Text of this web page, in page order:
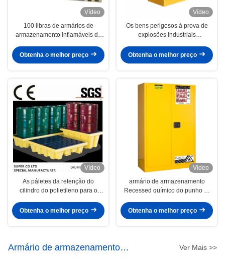
Vídeo
100 libras de armários de
armazenamento inflamáveis da
o armazenamento
Obtenha o melhor preço
Vídeo
Os bens perigosos à prova de
explosões industriais
armazenamento do metal do
Obtenha o melhor preço
Vídeo
As páletes da retenção do
cilindro do polietileno para o
corrosivos de Amd dos ácidos
Obtenha o melhor preço
Vídeo
armário de armazenamento
Recessed químico do punho 1-
Obtenha o melhor preço
Armário de armazenamento
Ver Mais >>